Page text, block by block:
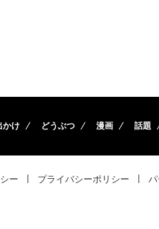
かけ どうぶつ 漫画 話題
ー プライバシーポリシー